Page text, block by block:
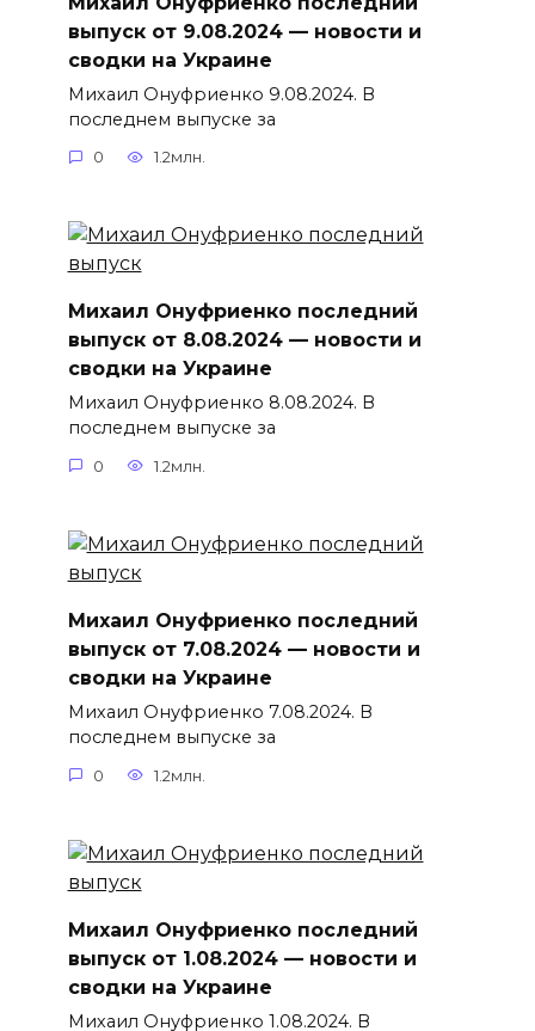
выпуск от 9.08.2024 — новости и
сводки на Украине
Михаил Онуфриенко 9.08.2024. В
последнем выпуске за
0 1.2млн.
Михаил Онуфриенко последний
выпуск от 8.08.2024 — новости и
сводки на Украине
Михаил Онуфриенко 8.08.2024. В
последнем выпуске за
0 1.2млн.
Михаил Онуфриенко последний
выпуск от 7.08.2024 — новости и
сводки на Украине
Михаил Онуфриенко 7.08.2024. В
последнем выпуске за
0 1.2млн.
Михаил Онуфриенко последний
выпуск от 1.08.2024 — новости и
сводки на Украине
Михаил Онуфриенко 1.08.2024. В